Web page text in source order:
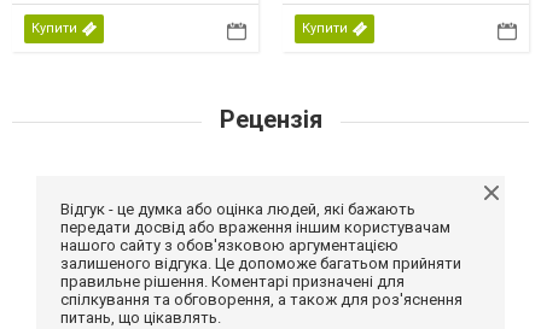
Купити Купити
Рецензія
Відгук - це думка або оцінка людей, які бажають
передати досвід або враження іншим користувачам
нашого сайту з обов'язковою аргументацією
залишеного відгука. Це допоможе багатьом прийняти
правильне рішення. Коментарі призначені для
спілкування та обговорення, а також для роз'яснення
питань, що цікавлять.